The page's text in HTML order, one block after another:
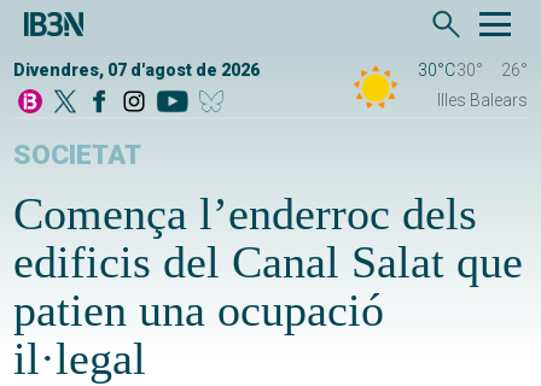
Divendres, 07 d'agost de 2026 30°C30°
26°
Illes Balears
SOCIETAT
Comença l’enderroc dels
edificis del Canal Salat que
patien una ocupació
il·legal